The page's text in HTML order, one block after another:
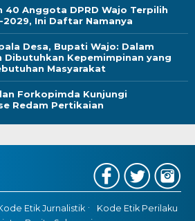
40 Anggota DPRD Wajo Terpilih
Ini Daftar Namanya
Desa, Bupati Wajo: Dalam
Dibutuhkan Kepemimpinan yang
Masyarakat
Forkopimda Kunjungi
Redam Pertikaian
Etik Jurnalistik
Kode Etik Perilaku